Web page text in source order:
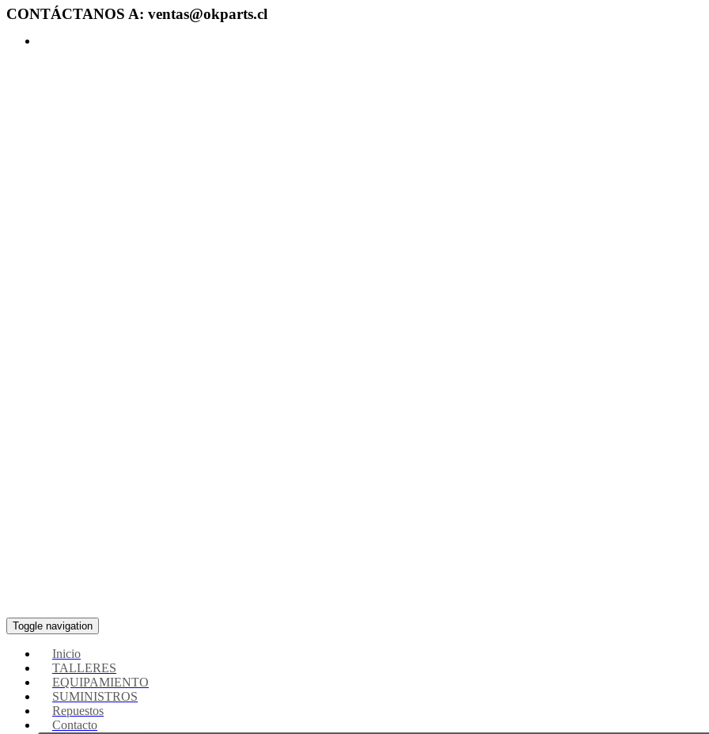
CONTÁCTANOS A: ventas@okparts.cl
Toggle navigation
Inicio
TALLERES
EQUIPAMIENTO
SUMINISTROS
Repuestos
Contacto